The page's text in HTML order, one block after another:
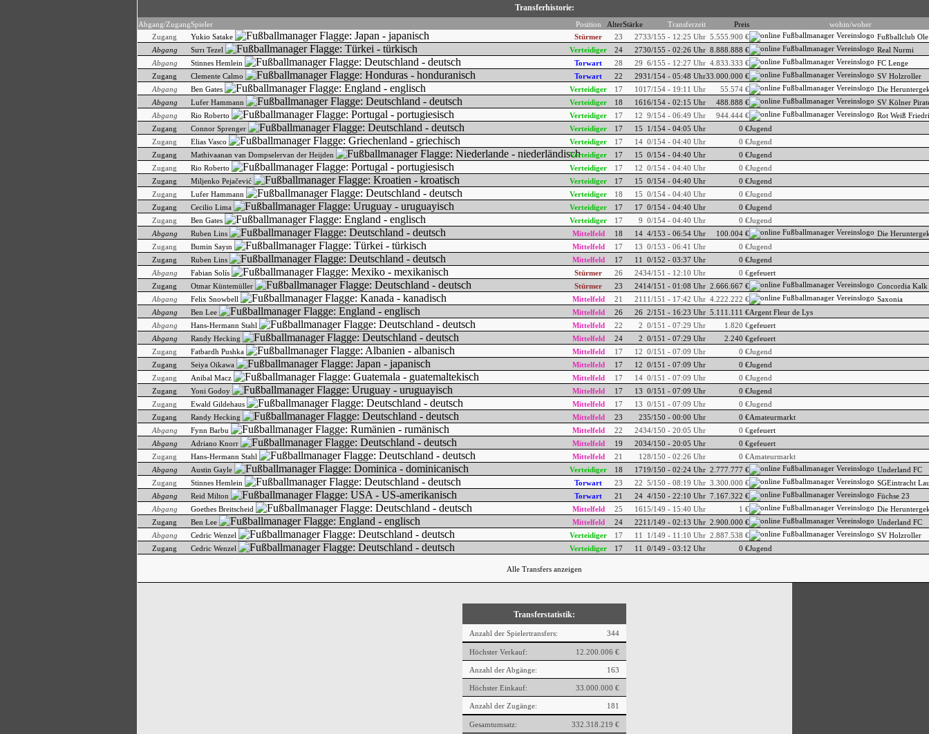
Transferhistorie:
Abgang/ZugangSpieler Position AlterStärke Transferzeit Preis
wohin/woher
Zugang
Yukio Satake Stürmer 23 2733/155 - 12:25 Uhr 5.555.900 €
Fußballclub Ole
Abgang
Sırrı Tezel Verteidiger 24 2730/155 - 02:26 Uhr 8.888.888 €
Real Nurmi
Abgang
Stinnes Hemlein Torwart 28 29 6/155 - 12:27 Uhr 4.833.333 €
FC Lenge
Zugang
Clemente Calmo Torwart 22 2931/154 - 05:48 Uhr33.000.000 €
SV Holzroller
Abgang
Ben Gates Verteidiger 17 1017/154 - 19:11 Uhr 55.574 €
Die
Abgang
Lufer Hammann Verteidiger 18 1616/154 - 02:15 Uhr 488.888 €
SV Kölner
Abgang
Rio Roberto Verteidiger 17 12 9/154 - 06:49 Uhr 944.444 €
Rot Weiß
Zugang
Connor Sprenger Verteidiger 17 15 1/154 - 04:05 Uhr 0 €Jugend
Zugang
Elias Vasco Verteidiger 17 14 0/154 - 04:40 Uhr 0 €Jugend
Zugang
Mathivaanan van Dompselervan der Heijden Verteidiger 17 15 0/154 - 04:40 Uhr 0 €Jugend
Zugang
Rio Roberto Verteidiger 17 12 0/154 - 04:40 Uhr 0 €Jugend
Zugang
Miljenko Pejačević Verteidiger 17 15 0/154 - 04:40 Uhr 0 €Jugend
Zugang
Lufer Hammann Verteidiger 18 15 0/154 - 04:40 Uhr 0 €Jugend
Zugang
Cecilio Lima Verteidiger 17 17 0/154 - 04:40 Uhr 0 €Jugend
Zugang
Ben Gates Verteidiger 17 9 0/154 - 04:40 Uhr 0 €Jugend
Abgang
Ruben Lins Mittelfeld 18 14 4/153 - 06:54 Uhr 100.004 €
Die
Zugang
Bumin Sayın Mittelfeld 17 13 0/153 - 06:41 Uhr 0 €Jugend
Zugang
Ruben Lins Mittelfeld 17 11 0/152 - 03:37 Uhr 0 €Jugend
Abgang
Fabian Solís Stürmer 26 2434/151 - 12:10 Uhr 0 €gefeuert
Zugang
Otmar Küntemüller Stürmer 23 2414/151 - 01:08 Uhr 2.666.667 €
Concordia Kalk
Abgang
Felix Snowbell Mittelfeld 21 21 11/151 - 17:42 Uhr 4.222.222 €
Saxonia
Abgang
Ben Lee Mittelfeld 26 26 2/151 - 16:23 Uhr 5.111.111 €Argent Fleur de Lys
Abgang
Hans-Hermann Stahl Mittelfeld 22 2 0/151 - 07:29 Uhr 1.820 €gefeuert
Abgang
Randy Hecking Mittelfeld 24 2 0/151 - 07:29 Uhr 2.240 €gefeuert
Zugang
Fatbardh Pushka Mittelfeld 17 12 0/151 - 07:09 Uhr 0 €Jugend
Zugang
Seiya Oikawa Mittelfeld 17 12 0/151 - 07:09 Uhr 0 €Jugend
Zugang
Anibal Macz Mittelfeld 17 14 0/151 - 07:09 Uhr 0 €Jugend
Zugang
Yoni Godoy Mittelfeld 17 13 0/151 - 07:09 Uhr 0 €Jugend
Zugang
Ewald Gildehaus Mittelfeld 17 13 0/151 - 07:09 Uhr 0 €Jugend
Zugang
Randy Hecking Mittelfeld 23 235/150 - 00:00 Uhr 0 €Amateurmarkt
Abgang
Fynn Barbu Mittelfeld 22 2434/150 - 20:05 Uhr 0 €gefeuert
Abgang
Adriano Knorr Mittelfeld 19 2034/150 - 20:05 Uhr 0 €gefeuert
Zugang
Hans-Hermann Stahl Mittelfeld 21 128/150 - 02:26 Uhr 0 €Amateurmarkt
Abgang
Austin Gayle Verteidiger 18 1719/150 - 02:24 Uhr 2.777.777 €
Underland FC
Zugang
Stinnes Hemlein Torwart 23 22 5/150 - 08:19 Uhr 3.300.000 €
SGEintracht
Abgang
Reid Milton Torwart 21 24 4/150 - 22:10 Uhr 7.167.322 €
Füchse 23
Abgang
Goethes Breitscheid Mittelfeld 25 1615/149 - 15:40 Uhr 1 €
Die
Zugang
Ben Lee Mittelfeld 24 2211/149 - 02:13 Uhr 2.900.000 €
Underland FC
Abgang
Cedric Wenzel Verteidiger 17 11 1/149 - 11:10 Uhr 2.887.538 €
SV Holzroller
Zugang
Cedric Wenzel Verteidiger 17 11 0/149 - 03:12 Uhr 0 €Jugend
Alle Transfers anzeigen
Transferstatistik:
Anzahl der Spielertransfers: 344
Höchster Verkauf: 12.200.006 €
Anzahl der Abgänge: 163
Höchster Einkauf: 33.000.000 €
Anzahl der Zugänge: 181
Gesamtumsatz: 332.318.219 €